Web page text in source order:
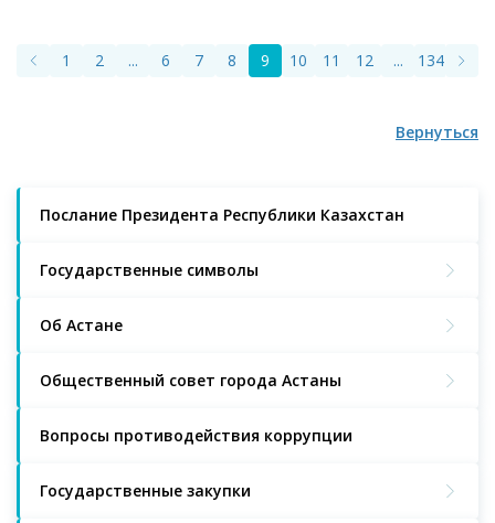
Послание Президента Республики Казахстан
Государственные символы
Об Астане
Общественный совет города Астаны
Вопросы противодействия коррупции
Государственные закупки
1 2 ... 6 7 8 9 10 11 12 ... 134 135
Вернуться